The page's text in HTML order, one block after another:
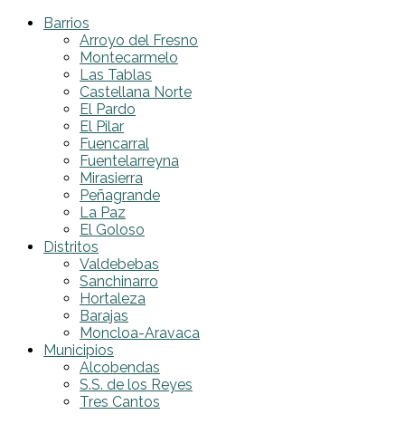
Barrios
Arroyo del Fresno
Montecarmelo
Las Tablas
Castellana Norte
El Pardo
El Pilar
Fuencarral
Fuentelarreyna
Mirasierra
Peñagrande
La Paz
El Goloso
Distritos
Valdebebas
Sanchinarro
Hortaleza
Barajas
Moncloa-Aravaca
Municipios
Alcobendas
S.S. de los Reyes
Tres Cantos